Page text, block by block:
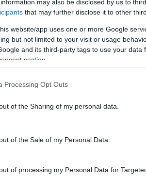
may also be disclosed by us to
that may further disclose it to other
website/app uses one or more Google
but not limited to your visit or usage
and its third-party tags to use your data
section.
Processing Opt Outs
of the Sharing of my personal data.
of the Sale of my Personal Data.
of processing my Personal Data for
szer, következményei
vezethet, többek között
Emellett jelentős
is.
ben 2284 ember halt meg